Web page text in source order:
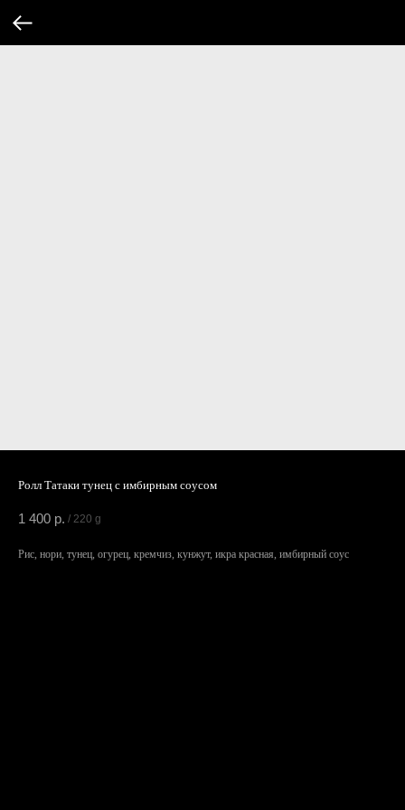
Ролл Татаки тунец с имбирным соусом
1 400 р. / 220 g
Рис, нори, тунец, огурец, кремчиз, кунжут, икра красная, имбирный соус